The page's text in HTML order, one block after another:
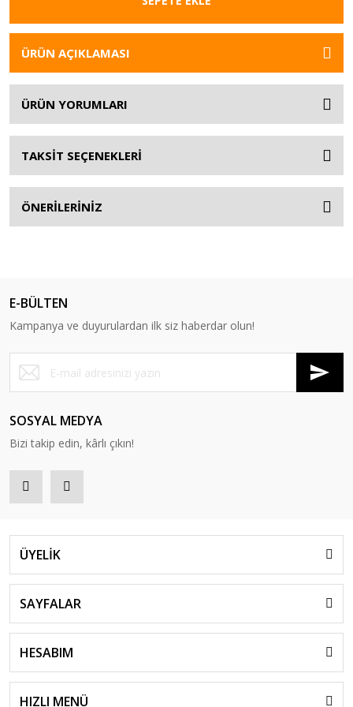
ÜRÜN AÇIKLAMASI
ÜRÜN YORUMLARI
TAKSİT SEÇENEKLERİ
ÖNERİLERİNİZ
E-BÜLTEN
Kampanya ve duyurulardan ilk siz haberdar olun!
SOSYAL MEDYA
Bizi takip edin, kârlı çıkın!
ÜYELİK
SAYFALAR
HESABIM
HIZLI MENÜ